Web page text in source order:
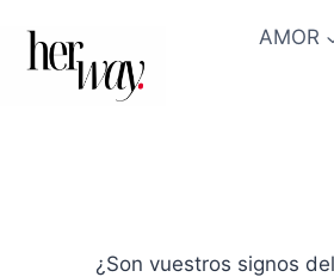
contenido
AMOR
¿Son vuestros signos